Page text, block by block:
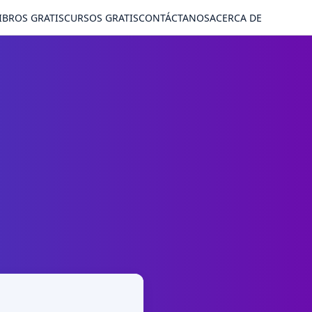
GRATISCURSOS GRATISCONTÁCTANOSACERCA DE